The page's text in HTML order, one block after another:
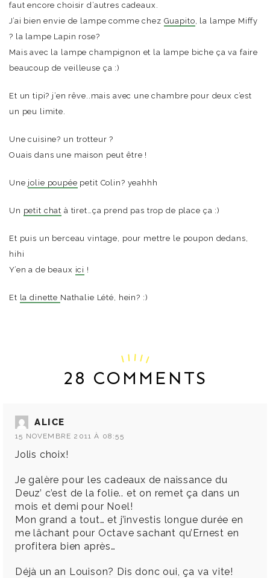
faut encore choisir d’autres cadeaux.
J’ai bien envie de lampe comme chez Guapito, la lampe Miffy
? la lampe Lapin rose?
Mais avec la lampe champignon et la lampe biche ça va faire
beaucoup de veilleuse ça :)
Et un tipi? j’en rêve..mais avec une chambre pour deux c’est
un peu limite.
Une cuisine? un trotteur ?
Ouais dans une maison peut être !
Une jolie poupée petit Colin? yeahhh
Un petit chat à tiret…ça prend pas trop de place ça :)
Et puis un berceau vintage, pour mettre le poupon dedans,
hihi
Y’en a de beaux ici !
Et la dinette Nathalie Lété, hein? :)
28 COMMENTS
ALICE
15 NOVEMBRE 2011 À 08:55
Jolis choix!
Je galère pour les cadeaux de naissance du
Deuz’ c’est de la folie.. et on remet ça dans un
mois et demi pour Noel!
Mon grand a tout… et j’investis longue durée en
me lâchant pour Octave sachant qu’Ernest en
profitera bien après…
Déjà un an Louison? Dis donc oui, ça va vite!